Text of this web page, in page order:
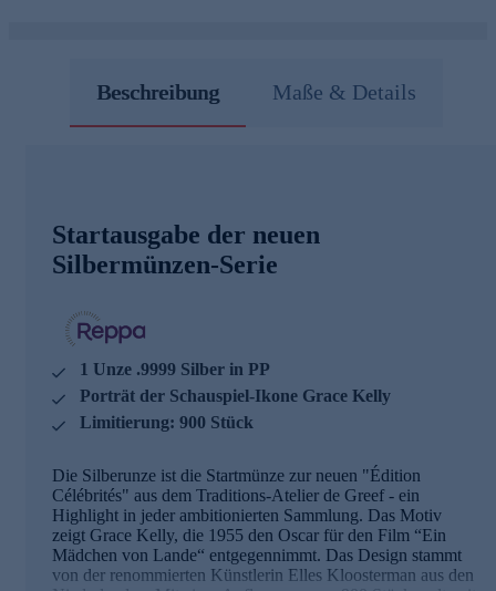
Beschreibung Maße & Details
Startausgabe der neuen
Silbermünzen-Serie
1 Unze .9999 Silber in PP
Porträt der Schauspiel-Ikone Grace Kelly
Limitierung: 900 Stück
Die Silberunze ist die Startmünze zur neuen "Édition
Célébrités" aus dem Traditions-Atelier de Greef - ein
Highlight in jeder ambitionierten Sammlung. Das Motiv
zeigt Grace Kelly, die 1955 den Oscar für den Film “Ein
Mädchen von Lande“ entgegennimmt. Das Design stammt
von der renommierten Künstlerin Elles Kloosterman aus den